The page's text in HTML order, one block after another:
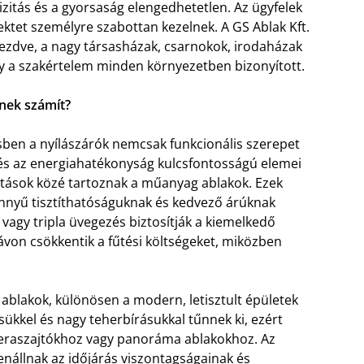
és a gyorsaság elengedhetetlen. Az ügyfelek
személyre szabottan kezelnek. A GS Ablak Kft.
a nagy társasházak, csarnokok, irodaházak
a szakértelem minden környezetben bizonyított.
számít?
a nyílászárók nemcsak funkcionális szerepet
az energiahatékonyság kulcsfontosságú elemei
közé tartoznak a műanyag ablakok. Ezek
tisztíthatóságuknak és kedvező árúknak
tripla üvegezés biztosítják a kiemelkedő
csökkentik a fűtési költségeket, miközben
különösen a modern, letisztult épületek
és nagy teherbírásukkal tűnnek ki, ezért
vagy panoráma ablakokhoz. Az
az időjárás viszontagságainak és